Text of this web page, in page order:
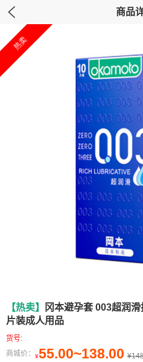
商品
热卖
【热卖】
冈本避孕套 003超润
片装成人用品
货号:
商城价：
¥55.00~138.00